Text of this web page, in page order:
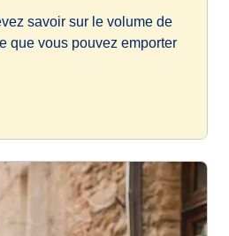
savoir sur le volume de
que vous pouvez emporter